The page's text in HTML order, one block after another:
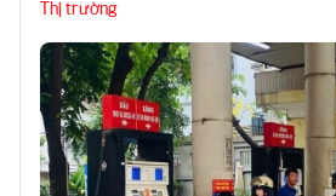
Thị trường